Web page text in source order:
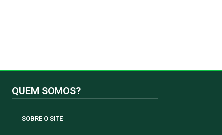
QUEM SOMOS?
SOBRE O SITE